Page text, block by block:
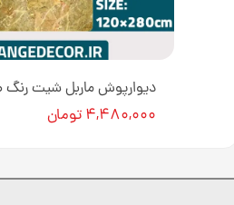
۴,۴۸۰,۰۰۰ تومان